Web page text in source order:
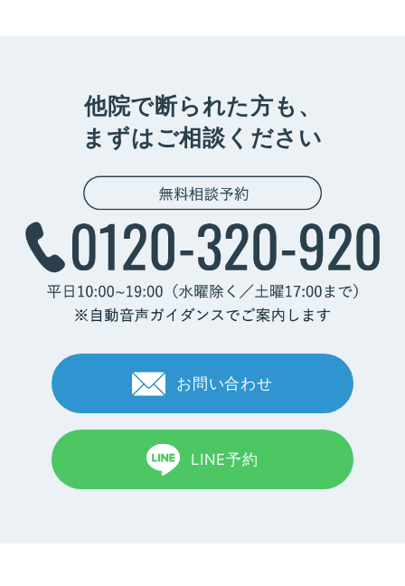
他院で断られた方も、
まずはご相談ください
お問い合わせ
LINE予約